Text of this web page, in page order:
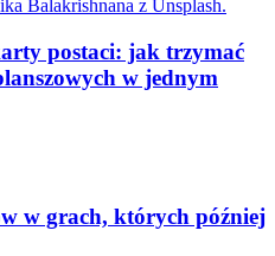
postaci: jak trzymać
w jednym
w grach, których później